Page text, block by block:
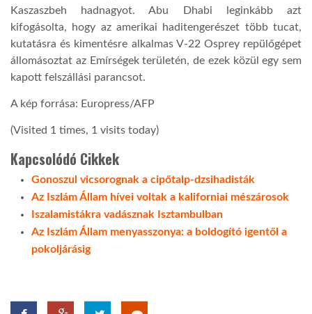
Kaszaszbeh hadnagyot. Abu Dhabi leginkább azt
kifogásolta, hogy az amerikai haditengerészet több tucat,
kutatásra és kimentésre alkalmas V-22 Osprey repülőgépet
állomásoztat az Emírségek területén, de ezek közül egy sem
kapott felszállási parancsot.
A kép forrása: Europress/AFP
(Visited 1 times, 1 visits today)
Kapcsolódó Cikkek
Gonoszul vicsorognak a cipőtalp-dzsihadisták
Az Iszlám Állam hívei voltak a kaliforniai mészárosok
Iszalamistákra vadásznak Isztambulban
Az Iszlám Állam menyasszonya: a boldogító igentől a
pokoljárásig